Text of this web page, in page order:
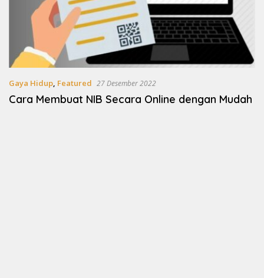
Gaya Hidup, Featured 27 Desember 2022
Cara Membuat NIB Secara Online dengan Mudah